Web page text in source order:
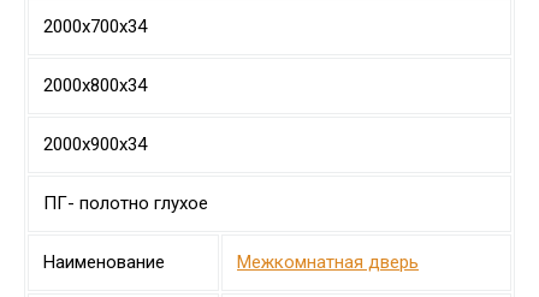
2000х700х34
2000х800х34
2000х900х34
ПГ- полотно глухое
Наименование Межкомнатная дверь